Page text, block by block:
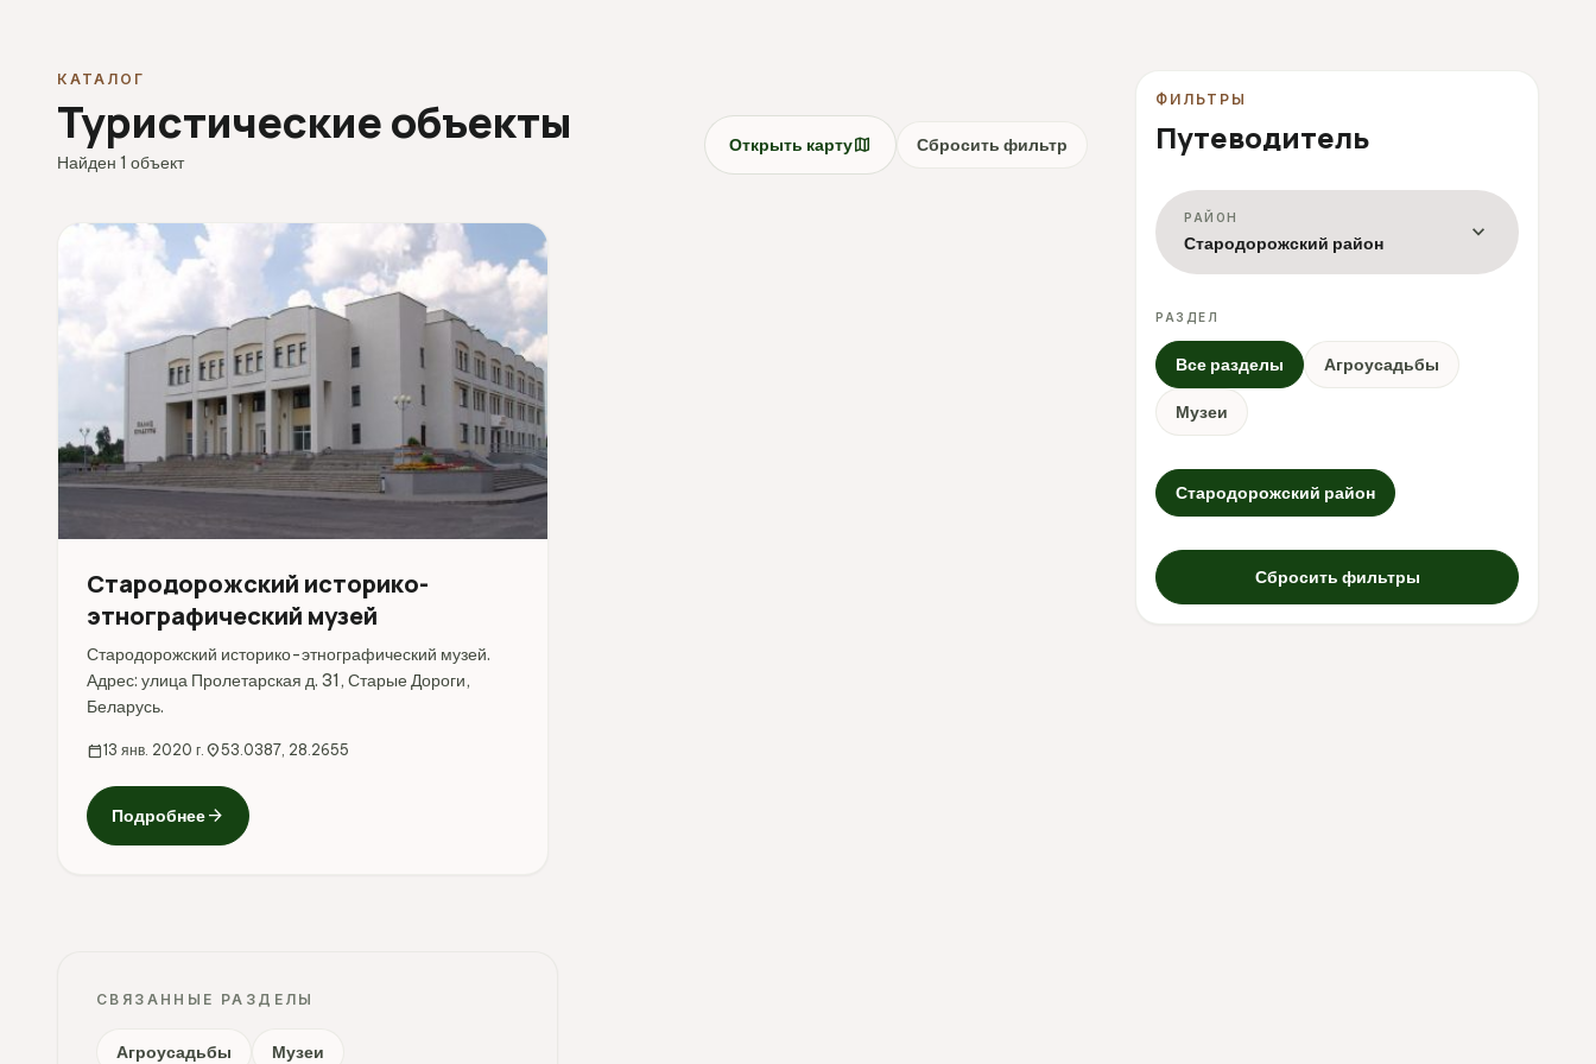
КАТАЛОГ
Туристические объекты
Найден 1 объект
Открыть картуmap Сбросить фильтр
Стародорожский историко-
этнографический музей
Стародорожский историко-этнографический музей.
Адрес: улица Пролетарская д. 31, Старые Дороги,
Беларусь.
calendar_today13 янв. 2020 г. location_on53.0387, 28.2655
Подробнееarrow_forward
СВЯЗАННЫЕ РАЗДЕЛЫ
Агроусадьбы Музеи
ФИЛЬТРЫ
Путеводитель
РАЙОН
Стародорожский район expand_more
РАЗДЕЛ
Все разделы Агроусадьбы
Музеи
Стародорожский район
Сбросить фильтры